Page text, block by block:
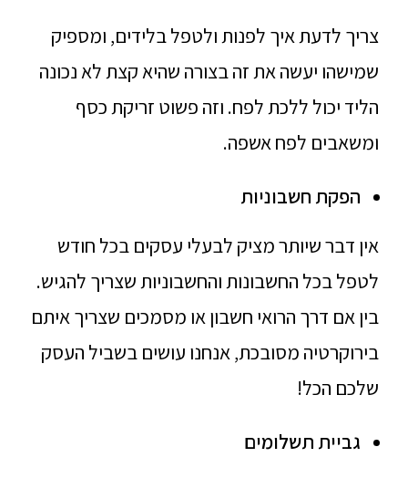
צריך לדעת איך לפנות ולטפל בלידים, ומספיק
שמישהו יעשה את זה בצורה שהיא קצת לא נכונה
הליד יכול ללכת לפח. וזה פשוט זריקת כסף
ומשאבים לפח אשפה.
הפקת חשבוניות
אין דבר שיותר מציק לבעלי עסקים בכל חודש
לטפל בכל החשבונות והחשבוניות שצריך להגיש.
בין אם דרך הרואי חשבון או מסמכים שצריך איתם
בירוקרטיה מסובכת, אנחנו עושים בשביל העסק
שלכם הכל!
גביית תשלומים